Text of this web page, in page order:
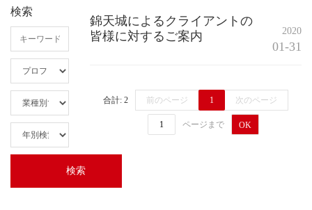
検索
錦天城によるクライアントの
皆様に対するご案内
2020
01-31
合計: 2 前のページ 1 次のページ
ページまで OK